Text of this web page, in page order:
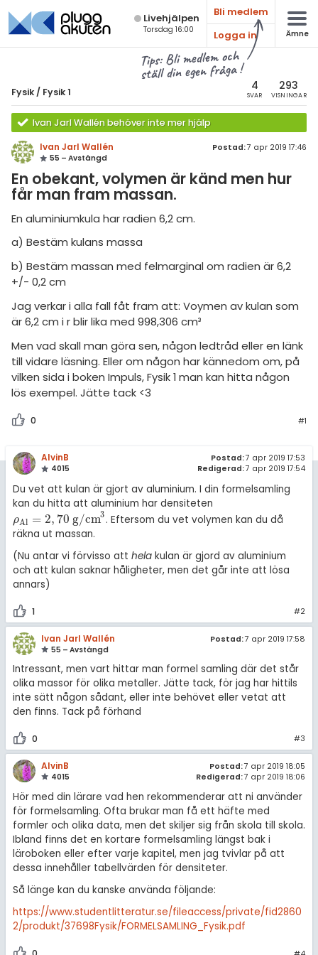
Live­hjälpen
Torsdag 16:00
Bli medlem
Logga in
Ämne
Tips: Bli medlem och
ställ din egen fråga !
Fysik / Fysik 1 4
SVAR
293
VISNINGAR
Ivan Jarl Wallén behöver inte mer hjälp
Ivan Jarl Wallén
55 – Avstängd
Postad:7 apr 2019 17:46
En obekant, volymen är känd men hur
får man fram massan.
En aluminiumkula har radien 6,2 cm.
a) Bestäm kulans massa
b) Bestäm massan med felmarginal om radien är 6,2
+/- 0,2 cm
Jag verkar i alla fall fåt fram att: Voymen av kulan som
är 6,2 cm i r blir lika med 998,306 cm³
Men vad skall man göra sen, någon ledtråd eller en länk
till vidare läsning. Eller om någon har kännedom om, på
vilken sida i boken Impuls, Fysik 1 man kan hitta någon
lös exempel. Jätte tack <3
0 #1
AlvinB
4015
Postad:7 apr 2019 17:53
Redigerad:7 apr 2019 17:54
Du vet att kulan är gjort av aluminium. I din formelsamling
kan du hitta att aluminium har densiteten
ρAl = 2, 70 g/cm3
ρAl=2,70 g/cm3
. Eftersom du vet volymen kan du då
räkna ut massan.
(Nu antar vi förvisso att hela kulan är gjord av aluminium
och att kulan saknar håligheter, men det går inte att lösa
annars)
1 #2
Ivan Jarl Wallén
55 – Avstängd
Postad:7 apr 2019 17:58
Intressant, men vart hittar man formel samling där det står
olika massor för olika metaller. Jätte tack, för jag har hittils
inte sätt någon sådant, eller inte behövet eller vetat att
den finns. Tack på förhand
0 #3
AlvinB
4015
Postad:7 apr 2019 18:05
Redigerad:7 apr 2019 18:06
Hör med din lärare vad hen rekommenderar att ni använder
för formelsamling. Ofta brukar man få ett häfte med
formler och olika data, men det skiljer sig från skola till skola.
Ibland finns det en kortare formelsamling längst bak i
läroboken eller efter varje kapitel, men jag tvivlar på att
dessa innehåller tabellvärden för densiteter.
Så länge kan du kanske använda följande:
https://www.studentlitteratur.se/fileaccess/private/fid2860
2/produkt/37698Fysik/FORMELSAMLING_Fysik.pdf
Alla ämnen
Fysik
Alla trådar
Grundskola
Fysik 2
Universitet
Allmänna diskussioner
Topplistor
Regler
Om Pluggakuten
Allmänna villkor
Cookie-inställningar
& Bygg
språk
ämnen
diskussioner